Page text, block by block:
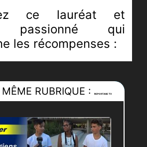
ce lauréat et
passionné qui
les récompenses :
d’Or 2019 au
connecté ]
Nationale et
Intellectuelle
du Ministère de la
RUBRIQUE :REPORTAGE TV